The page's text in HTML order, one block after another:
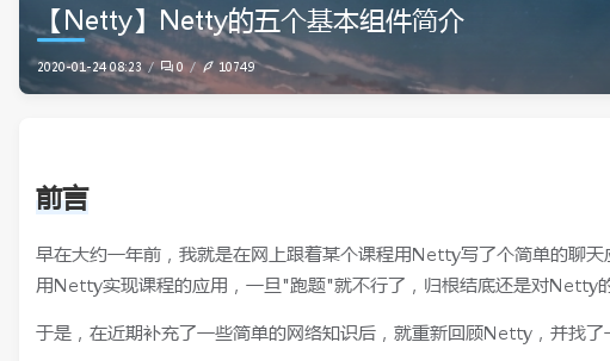
【Netty】Netty的五个基本组件简介
2020-01-24 08:23 0 10749
前言
早在大约一年前，我就是在网上跟着某个课程用Netty写了个简单的聊
用Netty实现课程的应用，一旦"跑题"就不行了，归根结底还是对Netty
于是，在近期补充了一些简单的网络知识后，就重新回顾Netty，并找